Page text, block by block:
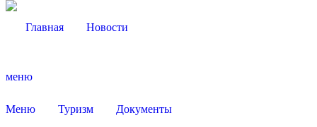
Главная Новости
меню
Меню Туризм Документы